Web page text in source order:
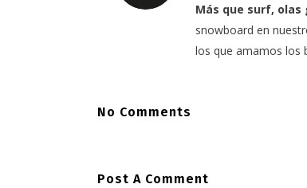
Más que surf,
snowboard en
los que amamos los
No Comments
Post A Comment